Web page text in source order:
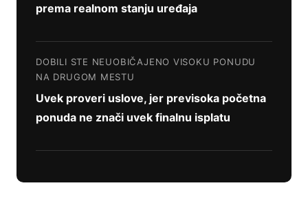
prema realnom stanju uređaja
DOBILI STE NEUOBIČAJENO VISOKU PONUDU
NA DRUGOM MESTU
Uvek proveri uslove, jer previsoka početna
ponuda ne znači uvek finalnu isplatu